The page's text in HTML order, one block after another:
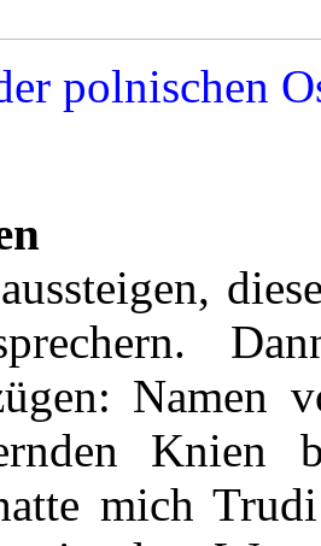
polnischen
Knien
mich